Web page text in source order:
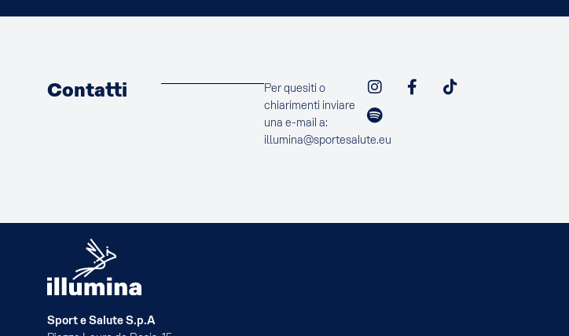
Contatti
Per quesiti o
chiarimenti inviare
una e-mail a:
illumina@sportesalute.eu
Sport e Salute S.p.A